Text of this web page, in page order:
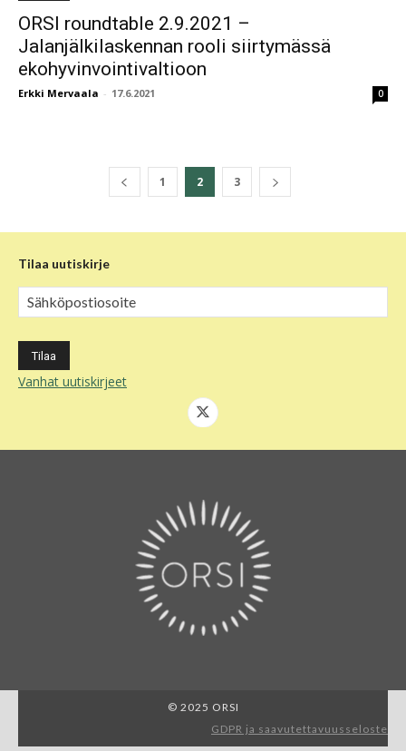
ORSI roundtable 2.9.2021 –
Jalanjälkilaskennan rooli siirtymässä
ekohyvinvointivaltioon
Erkki Mervaala - 17.6.2021 0
1 2 3
Tilaa uutiskirje
Vanhat uutiskirjeet
© 2025 ORSI
GDPR ja saavutettavuusseloste